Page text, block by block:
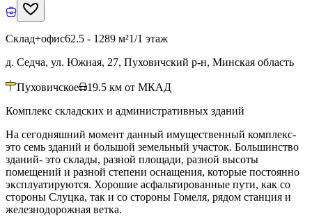
Склад+офис62.5 - 1289 м²1/1 этаж
д. Седча, ул. Южная, 27, Пуховичский р-н, Минская область
Пуховичское 19.5 км от МКАД
Комплекс складских и административных зданий
На сегодняшний момент данный имущественный комплекс-
это семь зданий и большой земельный участок. Большинство
зданий- это склады, разной площади, разной высоты
помещений и разной степени оснащения, которые постоянно
эксплуатируются. Хорошие асфальтированные пути, как со
стороны Слуцка, так и со стороны Гомеля, рядом станция и
железнодорожная ветка.